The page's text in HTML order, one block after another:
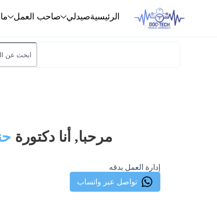
الرئيسيةصيدلي صاحب العمل
مرحبا, أنا دكتورة
إدارة العمل بدقه
تواصل عبر واتساب